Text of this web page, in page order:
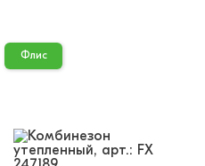
Флис